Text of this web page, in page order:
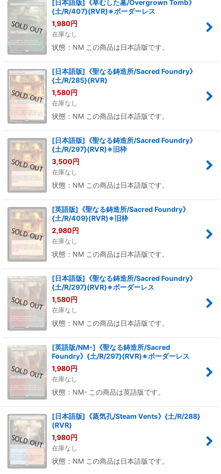
[日本語版]《草むした墓/Overgrown Tomb》
{土/R/407}(RVR)※ボーダーレス
1,980円
在庫なし
状態：NM この商品は日本語版です。
[日本語版]《聖なる鋳造所/Sacred Foundry》
{土/R/285}(RVR)
1,580円
在庫なし
状態：NM この商品は日本語版です。
[日本語版]《聖なる鋳造所/Sacred Foundry》
{土/R/297}(RVR)※旧枠
3,500円
在庫なし
状態：NM この商品は日本語版です。
[英語版]《聖なる鋳造所/Sacred Foundry》
{土/R/409}(RVR)※旧枠
2,980円
在庫なし
状態：NM この商品は日本語版です。
[日本語版]《聖なる鋳造所/Sacred Foundry》
{土/R/297}(RVR)※ボーダーレス
1,580円
在庫なし
状態：NM この商品は日本語版です。
[英語版/NM-]《聖なる鋳造所/Sacred
Foundry》{土/R/297}(RVR)※ボーダーレス
1,980円
在庫なし
状態：NM- この商品は英語版です。
[日本語版]《蒸気孔/Steam Vents》{土/R/288}
(RVR)
1,980円
在庫なし
状態：NM この商品は日本語版です。